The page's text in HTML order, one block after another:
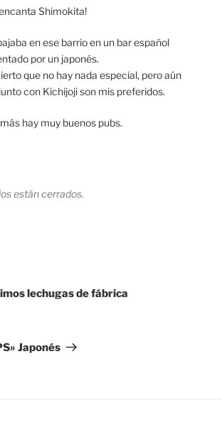
Shimokita!
en ese barrio en un bar español
por un japonés.
que no hay nada especial, pero aún
con Kichijoji son mis preferidos.
hay muy buenos pubs.
están cerrados.
lechugas de fábrica
Japonés